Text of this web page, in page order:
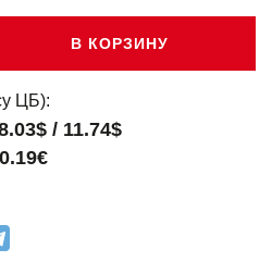
В КОРЗИНУ
ЦБ):
/ 11.74$